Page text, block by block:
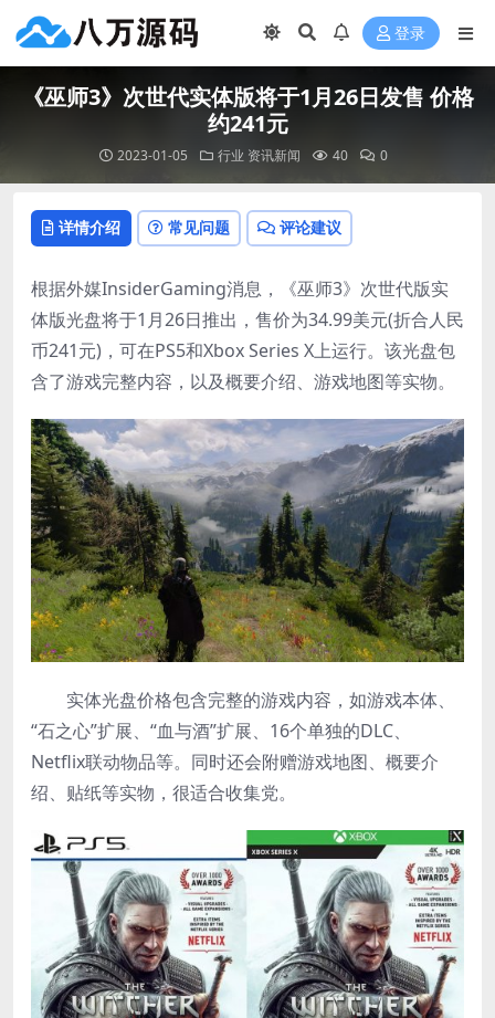
登录
《巫师3》次世代实体版将于1月26日发售 价格
约241元
2023-01-05 行业 资讯新闻 40 0
详情介绍 常见问题 评论建议
根据外媒InsiderGaming消息，《巫师3》次世代版实
体版光盘将于1月26日推出，售价为34.99美元(折合人民
币241元)，可在PS5和Xbox Series X上运行。该光盘包
含了游戏完整内容，以及概要介绍、游戏地图等实物。
实体光盘价格包含完整的游戏内容，如游戏本体、
“石之心”扩展、“血与酒”扩展、16个单独的DLC、
Netflix联动物品等。同时还会附赠游戏地图、概要介
绍、贴纸等实物，很适合收集党。